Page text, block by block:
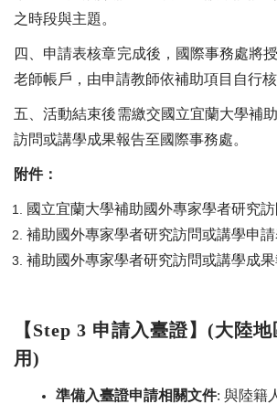
之時段與主題 。
四、申請表核章完成後，國際事務處將
老師帳戶，由申請教師依補助項目自行核
五、活動結束後需繳交國立宜蘭大學補
訪問或講學成果報告至國際事務處。
附件：
國立宜蘭大學補助國外專家學者研究
補助國外專家學者研究訪問或講學申請
補助國外專家學者研究訪問或講學成
【 Step 3 申請入臺證】 (大陸地
用)
準備入臺證申請相關文件: 與陸籍